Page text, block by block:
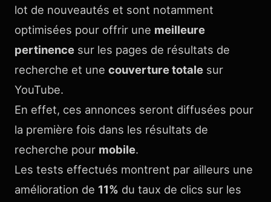
lot de nouveautés et sont notamment
optimisées pour offrir une meilleure
pertinence sur les pages de résultats de
recherche et une couverture totale sur
YouTube.
En effet, ces annonces seront diffusées pour
la première fois dans les résultats de
recherche pour mobile.
Les tests effectués montrent par ailleurs une
amélioration de 11% du taux de clics sur les